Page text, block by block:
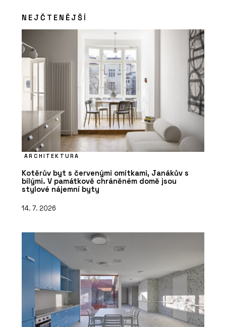
NEJČTENĚJŠÍ
ARCHITEKTURA
Kotěrův byt s červenými omítkami, Janákův s
bílými. V památkově chráněném domě jsou
stylové nájemní byty
14. 7. 2026